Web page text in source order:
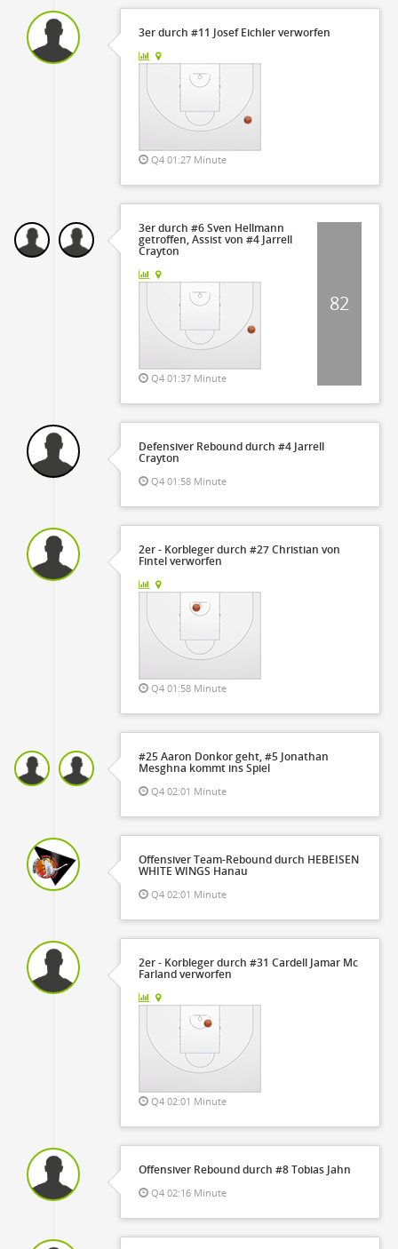
3er durch #11 Josef Eichler verworfen
Q4 01:27 Minute
3er durch #6 Sven Hellmann
getroffen, Assist von #4 Jarrell
Crayton
Q4 01:37 Minute
82
Defensiver Rebound durch #4 Jarrell
Crayton
Q4 01:58 Minute
2er - Korbleger durch #27 Christian von
Fintel verworfen
Q4 01:58 Minute
#25 Aaron Donkor geht, #5 Jonathan
Mesghna kommt ins Spiel
Q4 02:01 Minute
Offensiver Team-Rebound durch HEBEISEN
WHITE WINGS Hanau
Q4 02:01 Minute
2er - Korbleger durch #31 Cardell Jamar Mc
Farland verworfen
Q4 02:01 Minute
Offensiver Rebound durch #8 Tobias Jahn
Q4 02:16 Minute